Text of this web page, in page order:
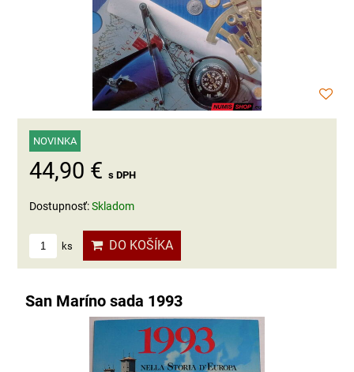
NOVINKA
44,90 € s DPH
Dostupnosť:Skladom
ks DO KOŠÍKA
San Maríno sada 1993